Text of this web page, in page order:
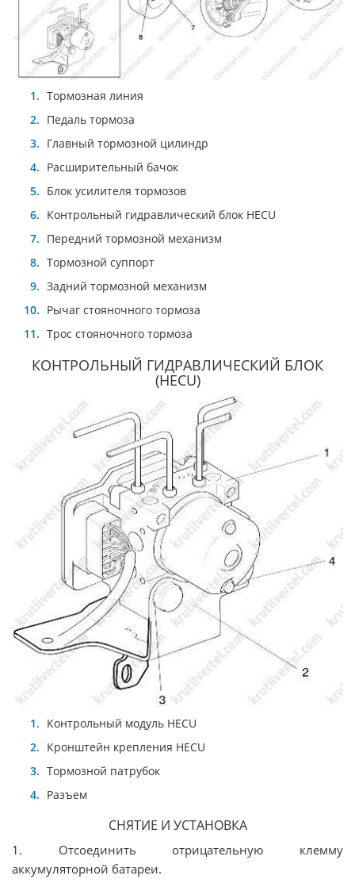
Тормозная линия
Педаль тормоза
Главный тормозной цилиндр
Расширительный бачок
Блок усилителя тормозов
Контрольный гидравлический блок HЕCU
Передний тормозной механизм
Тормозной суппорт
Задний тормозной механизм
Рычаг стояночного тормоза
Трос стояночного тормоза
КОНТРОЛЬНЫЙ ГИДРАВЛИЧЕСКИЙ БЛОК
(HЕCU)
Контрольный модуль HECU
Кронштейн крепления HECU
Тормозной патрубок
Разъем
СНЯТИЕ И УСТАНОВКА
1. Отсоединить отрицательную клемму
аккумуляторной батареи.